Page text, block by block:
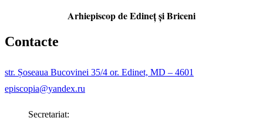
Arhiepiscop de Edineţ şi Briceni
Contacte
str. Șoseaua Bucovinei 35/4 or. Edinet, MD – 4601
episcopia@yandex.ru
Secretariat: